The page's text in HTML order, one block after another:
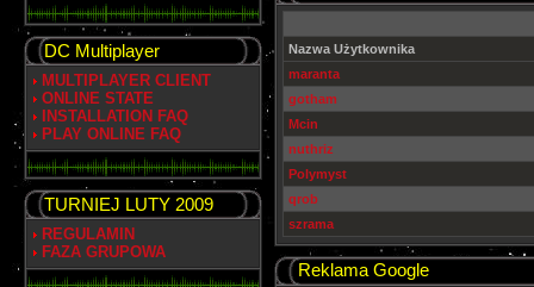
DC Multiplayer
MULTIPLAYER CLIENT
ONLINE STATE
INSTALLATION FAQ
PLAY ONLINE FAQ
TURNIEJ LUTY 2009
REGULAMIN
FAZA GRUPOWA
Nazwa Użytkownika
maranta
gotham
Mcin
nuthriz
Polymyst
qrob
szrama
Reklama Google